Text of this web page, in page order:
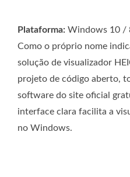
Plataforma: Windows 10 /
Como o próprio nome
solução de visualizador
projeto de código aberto,
software do site oficial
interface clara facilita a
no Windows.